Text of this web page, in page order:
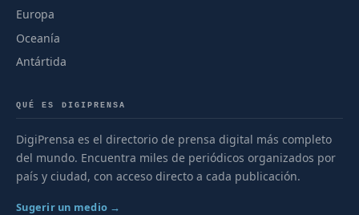
Europa
Oceanía
Antártida
QUÉ ES DIGIPRENSA
DigiPrensa es el directorio de prensa digital más completo
del mundo. Encuentra miles de periódicos organizados por
país y ciudad, con acceso directo a cada publicación.
Sugerir un medio →